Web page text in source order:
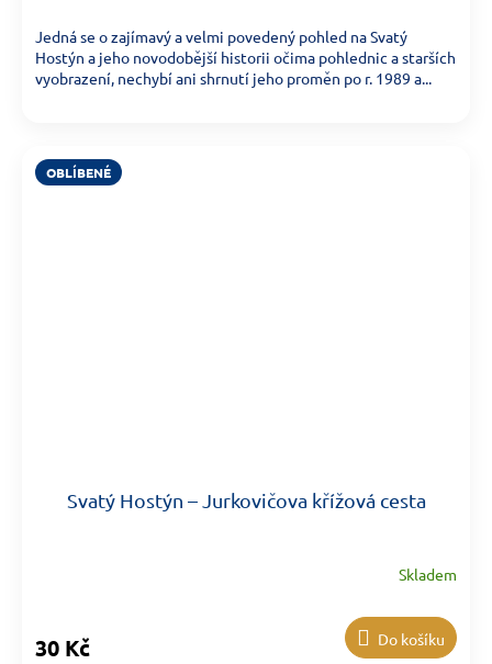
Jedná se o zajímavý a velmi povedený pohled na Svatý
Hostýn a jeho novodobější historii očima pohlednic a starších
vyobrazení, nechybí ani shrnutí jeho proměn po r. 1989 a...
OBLÍBENÉ
Svatý Hostýn – Jurkovičova křížová cesta
Skladem
30 Kč Do košíku